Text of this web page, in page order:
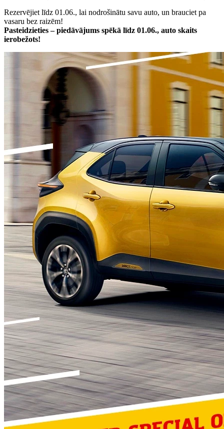
Rezervējiet līdz 01.06., lai nodrošinātu savu auto, un brauciet pa
vasaru bez raizēm!
Pasteidzieties – piedāvājums spēkā līdz 01.06., auto skaits
ierobežots!